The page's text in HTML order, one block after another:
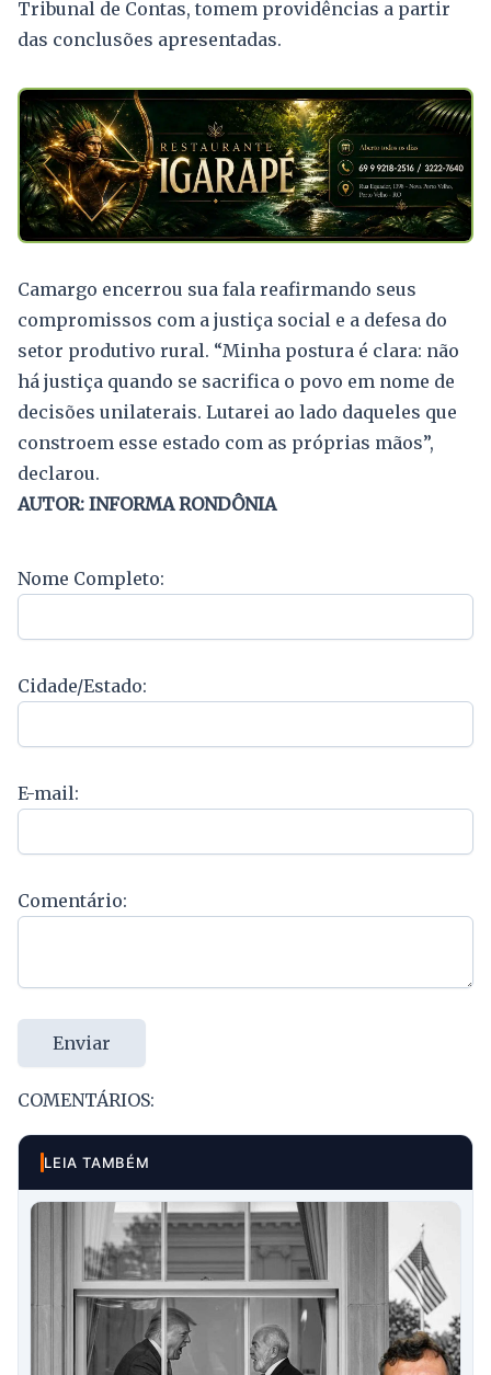
Tribunal de Contas, tomem providências a partir
das conclusões apresentadas.
Camargo encerrou sua fala reafirmando seus
compromissos com a justiça social e a defesa do
setor produtivo rural. “Minha postura é clara: não
há justiça quando se sacrifica o povo em nome de
decisões unilaterais. Lutarei ao lado daqueles que
constroem esse estado com as próprias mãos”,
declarou.
AUTOR: INFORMA RONDÔNIA
Nome Completo:
Cidade/Estado:
E-mail:
Comentário:
Enviar
COMENTÁRIOS:
LEIA TAMBÉM